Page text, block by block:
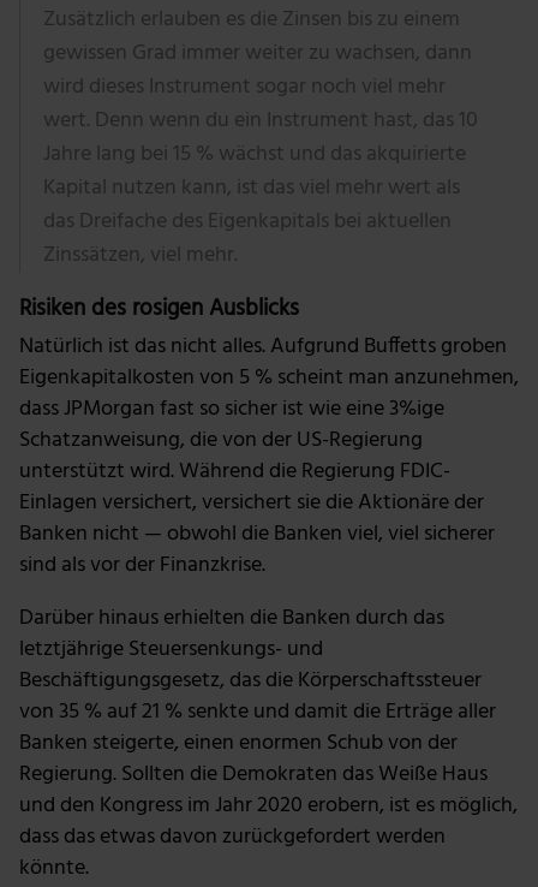
Zusätzlich erlauben es die Zinsen bis zu einem
gewissen Grad immer weiter zu wachsen, dann
wird dieses Instrument sogar noch viel mehr
wert. Denn wenn du ein Instrument hast, das 10
Jahre lang bei 15 % wächst und das akquirierte
Kapital nutzen kann, ist das viel mehr wert als
das Dreifache des Eigenkapitals bei aktuellen
Zinssätzen, viel mehr.
Risiken des rosigen Ausblicks
Natürlich ist das nicht alles. Aufgrund Buffetts groben
Eigenkapitalkosten von 5 % scheint man anzunehmen,
dass JPMorgan fast so sicher ist wie eine 3%ige
Schatzanweisung, die von der US-Regierung
unterstützt wird. Während die Regierung FDIC-
Einlagen versichert, versichert sie die Aktionäre der
Banken nicht — obwohl die Banken viel, viel sicherer
sind als vor der Finanzkrise.
Darüber hinaus erhielten die Banken durch das
letztjährige Steuersenkungs- und
Beschäftigungsgesetz, das die Körperschaftssteuer
von 35 % auf 21 % senkte und damit die Erträge aller
Banken steigerte, einen enormen Schub von der
Regierung. Sollten die Demokraten das Weiße Haus
und den Kongress im Jahr 2020 erobern, ist es möglich,
dass das etwas davon zurückgefordert werden
könnte.